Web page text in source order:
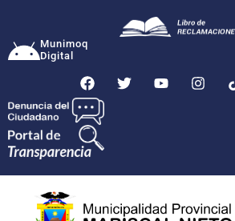
Munimoq
Digital